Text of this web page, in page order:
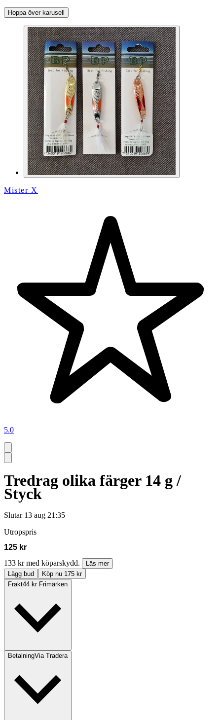
Hoppa över karusell
Mister X
5.0
Tredrag olika färger 14 g /
Styck
Slutar 13 aug 21:35
Utropspris
125 kr
133 kr med köparskydd.
Läs mer
Lägg bud
Köp nu 175 kr
Frakt44 kr Frimärken
BetalningVia Tradera